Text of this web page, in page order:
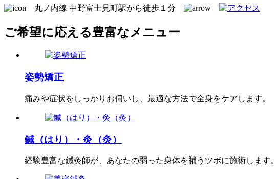
丸ノ内線 中野富士見町駅から徒歩１分
ご希望に応える豊富なメニュー
姿勢矯正
痛みや症状をしっかりお伺いし、最適な方法で全身をケアします。
鍼（はり）・灸（灸）
経験豊富な鍼灸師が、あなたの弱った身体を補うツボに施術します。